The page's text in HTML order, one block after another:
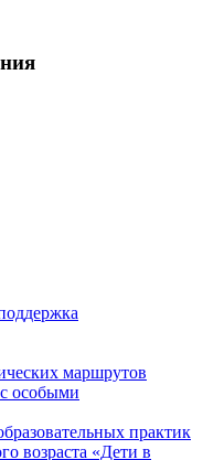
маршрутов
особыми
практик
возраста «Дети в